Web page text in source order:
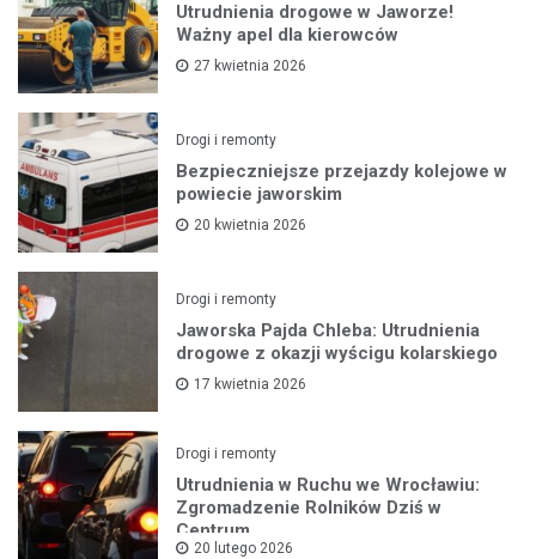
Utrudnienia drogowe w Jaworze!
Ważny apel dla kierowców
27 kwietnia 2026
Drogi i remonty
Bezpieczniejsze przejazdy kolejowe w
powiecie jaworskim
20 kwietnia 2026
Drogi i remonty
Jaworska Pajda Chleba: Utrudnienia
drogowe z okazji wyścigu kolarskiego
17 kwietnia 2026
Drogi i remonty
Utrudnienia w Ruchu we Wrocławiu:
Zgromadzenie Rolników Dziś w
Centrum
20 lutego 2026